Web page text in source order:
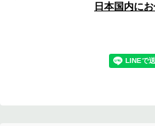
日本国内に